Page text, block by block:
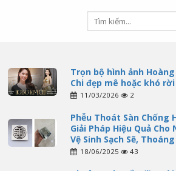
Trọn bộ hình ảnh
Chi đẹp mê hoặc khó
11/03/2026 2
Phễu Thoát Sàn Chống
Giải Pháp Hiệu Quả Cho
Vệ Sinh Sạch Sẽ,
18/06/2025 43